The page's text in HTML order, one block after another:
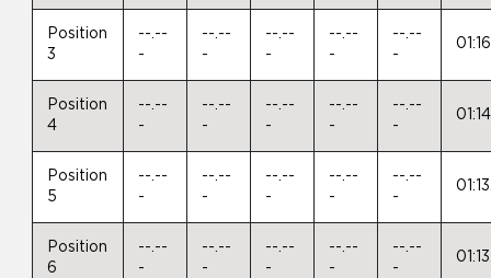
Position
3
--.--
-
--.--
-
--.--
-
--.--
-
--.--
-
Position
4
--.--
-
--.--
-
--.--
-
--.--
-
--.--
-
Position
5
--.--
-
--.--
-
--.--
-
--.--
-
--.--
-
Position
6
--.--
-
--.--
-
--.--
-
--.--
-
--.--
-